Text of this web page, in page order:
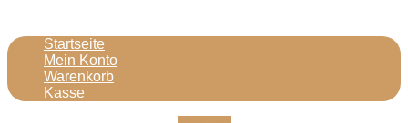
Startseite
Mein Konto
Warenkorb
Kasse